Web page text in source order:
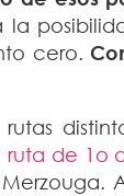
la
cero.
ruta de 1o